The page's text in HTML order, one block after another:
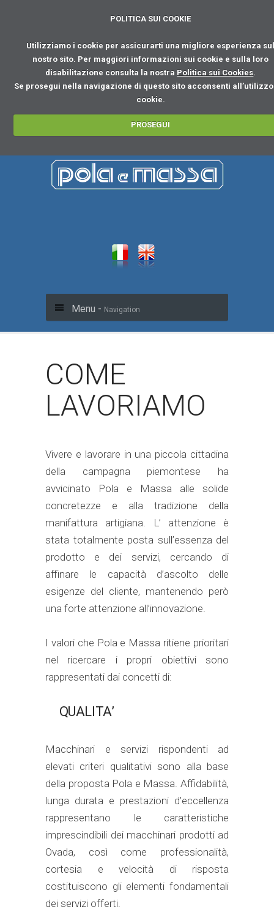
POLITICA SUI COOKIE
Utilizziamo i cookie per assicurarti una migliore esperienza
nostro sito. Per maggiori informazioni sui cookie e sulla loro
disabilitazione consulta la nostra Politica sui Cookies.
Se prosegui nella navigazione di questo sito acconsenti
cookie.
PROSEGUI
Menu - Navigation
COME
LAVORIAMO
Vivere e lavorare in una piccola cittadina
della campagna piemontese ha
avvicinato Pola e Massa alle solide
concretezze e alla tradizione della
manifattura artigiana. L’ attenzione è
stata totalmente posta sull’essenza del
prodotto e dei servizi, cercando di
affinare le capacità d’ascolto delle
esigenze del cliente, mantenendo però
una forte attenzione all’innovazione.
I valori che Pola e Massa ritiene prioritari
nel ricercare i propri obiettivi sono
rappresentati dai concetti di:
QUALITA’
Macchinari e servizi rispondenti ad
elevati criteri qualitativi sono alla base
della proposta Pola e Massa. Affidabilità,
lunga durata e prestazioni d’eccellenza
rappresentano le caratteristiche
imprescindibili dei macchinari prodotti ad
Ovada, così come professionalità,
cortesia e velocità di risposta
costituiscono gli elementi fondamentali
dei servizi offerti.